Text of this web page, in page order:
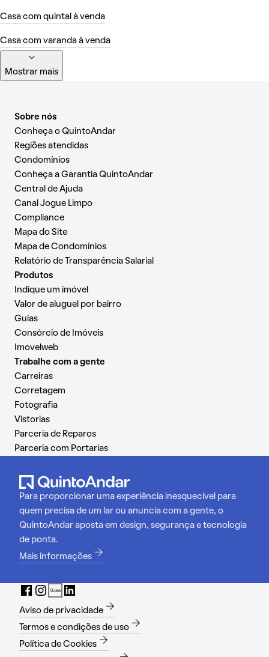
Casa com quintal à venda
Casa com varanda à venda
Mostrar mais
Sobre nós
Conheça o QuintoAndar
Regiões atendidas
Condomínios
Conheça a Garantia QuintoAndar
Central de Ajuda
Canal Jogue Limpo
Compliance
Mapa do Site
Mapa de Condomínios
Relatório de Transparência Salarial
Produtos
Indique um imóvel
Valor de aluguel por bairro
Guias
Consórcio de Imóveis
Imovelweb
Trabalhe com a gente
Carreiras
Corretagem
Fotografia
Vistorias
Parceria de Reparos
Parceria com Portarias
Para proporcionar uma experiência inesquecível para
quem precisa de um lar ou anuncia com a gente, o
QuintoAndar aposta em design, segurança e tecnologia
de ponta.
Mais informações
Aviso de privacidade
Termos e condições de uso
Política de Cookies